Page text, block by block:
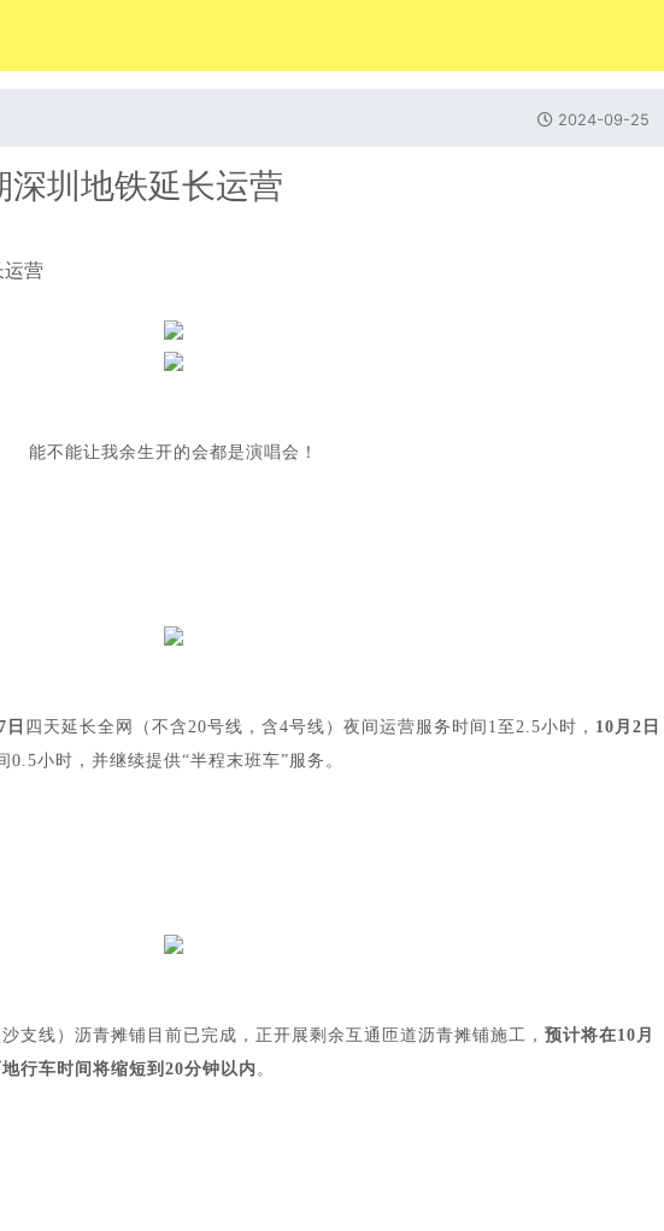
2024-09-25
圳地铁延长运营
能不能让我余生开的会都是演唱会！
日 四天延长全网（不含20号线，含4号线）夜间运营服务时间1至2.5小时， 10月2日
小时，并继续提供“半程末班车”服务。
支线）沥青摊铺目前已完成，正开展剩余互通匝道沥青摊铺施工， 预计将在10月
行车时间将缩短到20分钟以内 。